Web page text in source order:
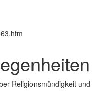
Religionsmündigkeit und